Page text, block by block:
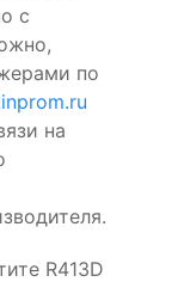
с
по
на
R413D